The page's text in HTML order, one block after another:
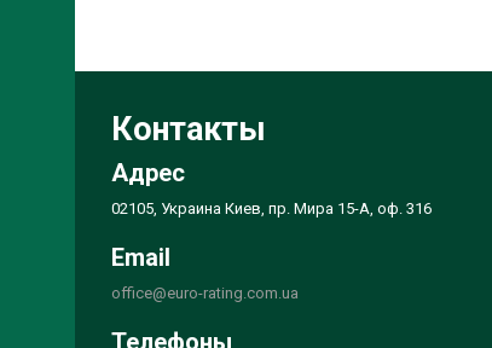
Контакты
Адрес
02105, Украина Киев, пр. Мира 15-А, оф. 316
Email
office@euro-rating.com.ua